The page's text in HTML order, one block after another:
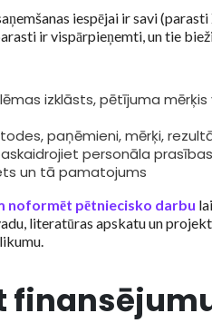
iespējai ir savi
ir vispārpieņemti, un tie
izklāsts, pētījuma
paņēmieni, mērķi,
personāla
un tā pamatojums
noformēt pētniecisko darbu
literatūras apskatu un